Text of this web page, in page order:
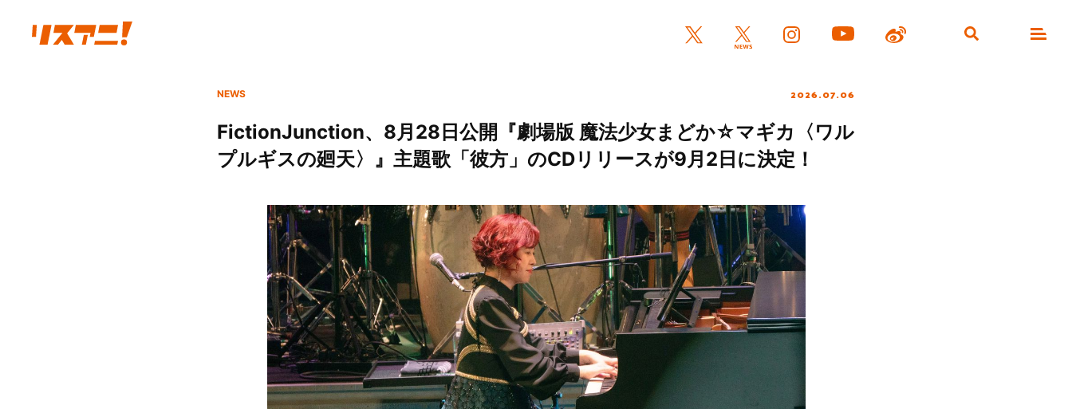
NEWS 2026.07.06
FictionJunction、8月28日公開『劇場版 魔法少女まどか☆マギカ〈ワル
プルギスの廻天〉』主題歌「彼方」のCDリリースが9月2日に決定！